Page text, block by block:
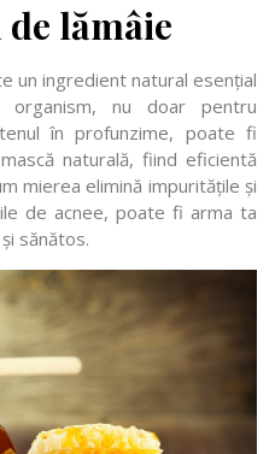
lămâie
un ingredient natural esențial
organism, nu doar pentru
în profunzime, poate fi
naturală, fiind eficientă
mierea elimină impuritățile și
de acnee, poate fi arma ta
sănătos.